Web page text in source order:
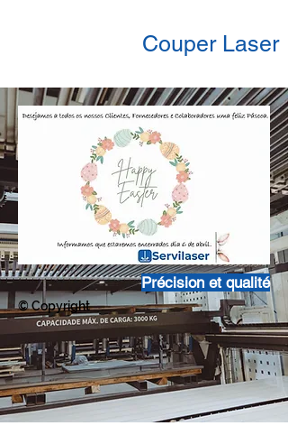
Couper Laser
Précision et qualité
© Copyright